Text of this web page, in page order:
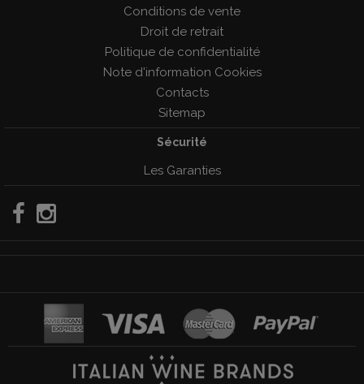
Conditions de vente
Droit de retrait
Politique de confidentialité
Note d'information Cookies
Contacts
Sitemap
Sécurité
Les Garanties